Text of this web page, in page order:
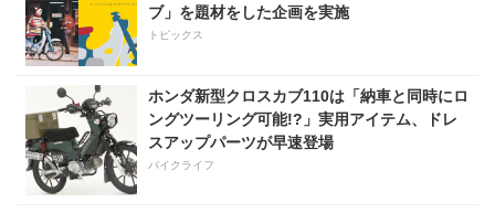
ブ」を題材をした企画を実施
トピックス
ホンダ新型クロスカブ110は「納車と同時にロ
ングツーリング可能!?」実用アイテム、ドレ
スアップパーツが早速登場
バイクライフ